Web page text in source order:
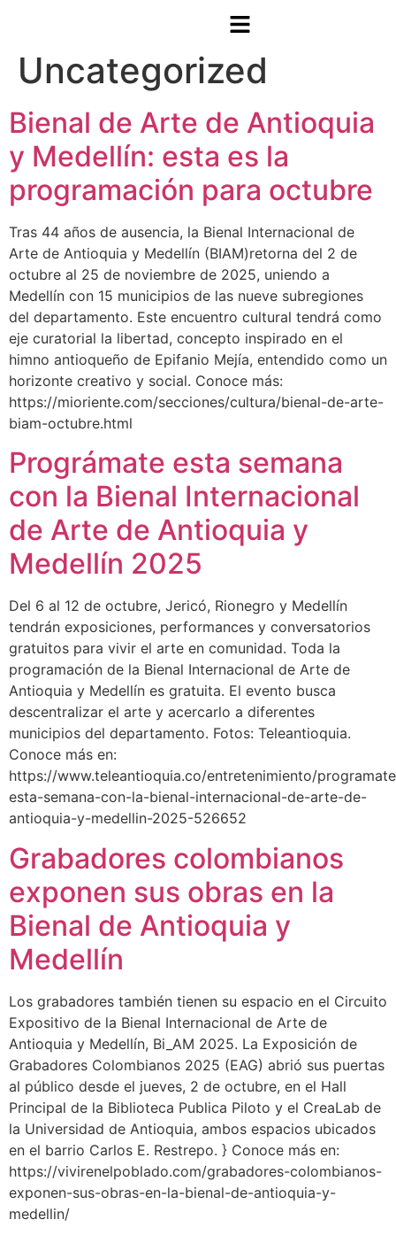
Uncategorized
Bienal de Arte de Antioquia
y Medellín: esta es la
programación para octubre
Tras 44 años de ausencia, la Bienal Internacional de
Arte de Antioquia y Medellín (BIAM)retorna del 2 de
octubre al 25 de noviembre de 2025, uniendo a
Medellín con 15 municipios de las nueve subregiones
del departamento. Este encuentro cultural tendrá como
eje curatorial la libertad, concepto inspirado en el
himno antioqueño de Epifanio Mejía, entendido como un
horizonte creativo y social. Conoce más:
https://mioriente.com/secciones/cultura/bienal-de-arte-
biam-octubre.html
Prográmate esta semana
con la Bienal Internacional
de Arte de Antioquia y
Medellín 2025
Del 6 al 12 de octubre, Jericó, Rionegro y Medellín
tendrán exposiciones, performances y conversatorios
gratuitos para vivir el arte en comunidad. Toda la
programación de la Bienal Internacional de Arte de
Antioquia y Medellín es gratuita. El evento busca
descentralizar el arte y acercarlo a diferentes
municipios del departamento. Fotos: Teleantioquia.
Conoce más en:
https://www.teleantioquia.co/entretenimiento/
esta-semana-con-la-bienal-internacional-de-arte-de-
antioquia-y-medellin-2025-526652
Grabadores colombianos
exponen sus obras en la
Bienal de Antioquia y
Medellín
Los grabadores también tienen su espacio en el Circuito
Expositivo de la Bienal Internacional de Arte de
Antioquia y Medellín, Bi_AM 2025. La Exposición de
Grabadores Colombianos 2025 (EAG) abrió sus puertas
al público desde el jueves, 2 de octubre, en el Hall
Principal de la Biblioteca Publica Piloto y el CreaLab de
la Universidad de Antioquia, ambos espacios ubicados
en el barrio Carlos E. Restrepo. } Conoce más en:
https://vivirenelpoblado.com/grabadores-colombianos-
exponen-sus-obras-en-la-bienal-de-antioquia-y-
medellin/